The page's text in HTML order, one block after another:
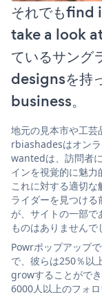
それでもfind
take a look at
ているサン
designsを持
business。
地元の見本市や工芸
rbiashadesはオンラ
wantedは、訪問者
インを視覚的に魅
これに対する適切
ライダーを見つけ
が、サイトの一部
ものはありませんで
Powrポップアップ
で、彼らは250％以
growすることがで
6000人以上のフォ